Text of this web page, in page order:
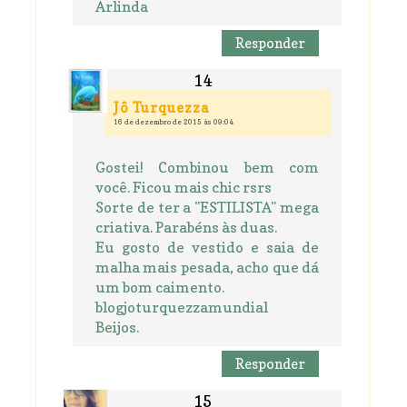
Arlinda
Responder
Jô Turquezza
16 de dezembro de 2015 às 09:04
Gostei! Combinou bem com
você. Ficou mais chic rsrs
Sorte de ter a "ESTILISTA" mega
criativa. Parabéns às duas.
Eu gosto de vestido e saia de
malha mais pesada, acho que dá
um bom caimento.
blogjoturquezzamundial
Beijos.
Responder